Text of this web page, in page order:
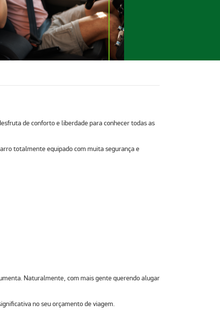
de conforto e liberdade para conhecer todas as
totalmente equipado com muita segurança e
Naturalmente, com mais gente querendo alugar
no seu orçamento de viagem.